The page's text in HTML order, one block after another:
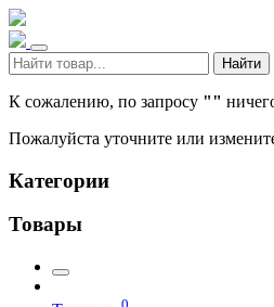
Найти
К сожалению, по запросу ""
Пожалуйста уточните или
Категории
Товары